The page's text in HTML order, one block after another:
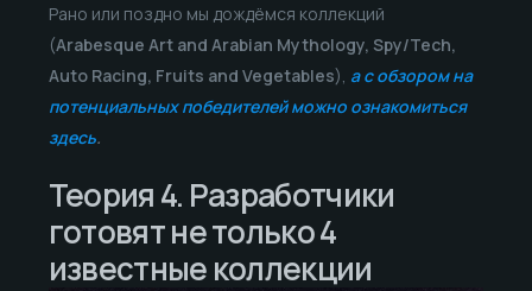
Рано или поздно мы дождёмся коллекций
(Arabesque Art and Arabian Mythology, Spy/Tech,
Auto Racing, Fruits and Vegetables), а с обзором на
потенциальных победителей можно ознакомиться
здесь.
Теория 4. Разработчики
готовят не только 4
известные коллекции